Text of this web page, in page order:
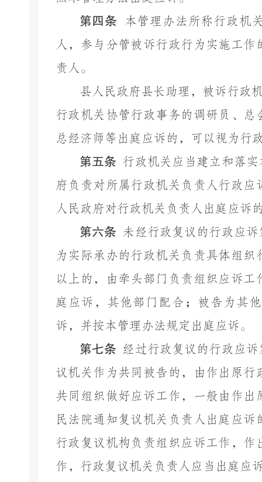
第四条
本管理办法所称行政机
人，参与分管被诉行政行为实施工
责人。
县人民政府县长助理，被诉行政
行政机关协管行政事务的调研员、
总经济师等出庭应诉的，可以视为行
第五条 行政机关应当建立和落
府负责对所属行政机关负责人行政
人民政府对行政机关负责人出庭应诉
第六条 未经行政复议的行政应
为实际承办的行政机关负责具体组
以上的，由牵头部门负责组织应诉
庭应诉，其他部门配合；被告为其
诉，并按本管理办法规定出庭应诉。
第七条 经过行政复议的行政应
议机关作为共同被告的，由作出原
共同组织做好应诉工作，一般由作
民法院通知复议机关负责人出庭应
行政复议机构负责组织应诉工作，
作，行政复议机关负责人应当出庭应